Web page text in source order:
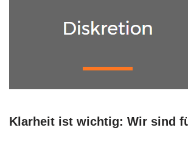
Klarheit ist wichtig: Wir sind